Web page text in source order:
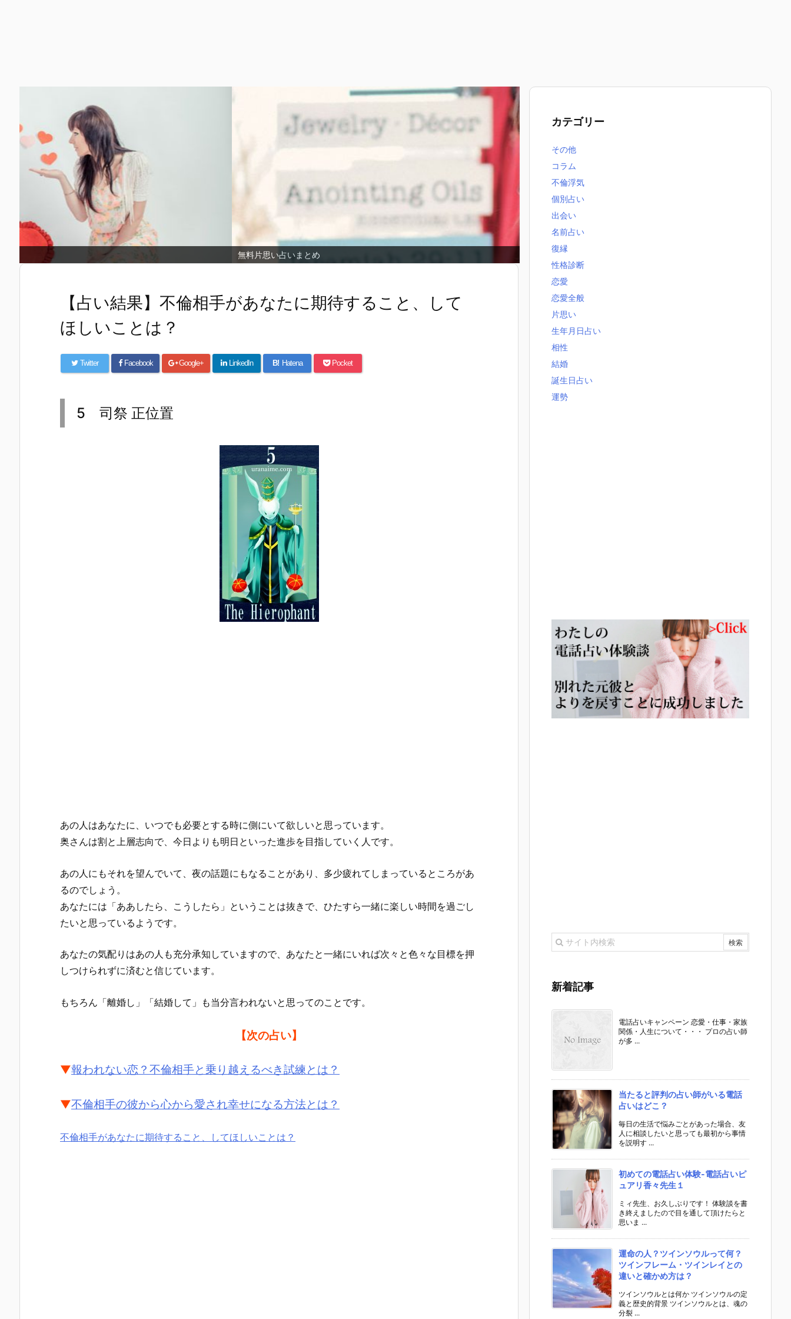
無料片思い占いまとめ 無料恋愛占いまとめ
【占い結果】不倫相手があなたに期待すること、して
ほしいことは？
Twitter Facebook Google+ LinkedIn B! Hatena Pocket
5 司祭 正位置
あの人はあなたに、いつでも必要とする時に側にいて欲しいと思っています。
奥さんは割と上層志向で、今日よりも明日といった進歩を目指していく人です。
あの人にもそれを望んでいて、夜の話題にもなることがあり、多少疲れてしまっているところがあ
るのでしょう。
あなたには「ああしたら、こうしたら」ということは抜きで、ひたすら一緒に楽しい時間を過ごし
たいと思っているようです。
あなたの気配りはあの人も充分承知していますので、あなたと一緒にいれば次々と色々な目標を押
しつけられずに済むと信じています。
もちろん「離婚し」「結婚して」も当分言われないと思ってのことです。
【次の占い】
▼報われない恋？不倫相手と乗り越えるべき試練とは？
▼不倫相手の彼から心から愛され幸せになる方法とは？
不倫相手があなたに期待すること、してほしいことは？
カテゴリー
その他
コラム
不倫浮気
個別占い
出会い
名前占い
復縁
性格診断
恋愛
恋愛全般
片思い
生年月日占い
相性
結婚
誕生日占い
運勢
新着記事
電話占いキャンペーン 恋愛・仕事・家族
関係・人生について・・・ プロの占い師
が多 ...
当たると評判の占い師がいる電話
占いはどこ？
毎日の生活で悩みごとがあった場合、友
人に相談したいと思っても最初から事情
を説明す ...
初めての電話占い体験-電話占いピ
ュアリ香々先生１
ミィ先生、お久しぶりです！ 体験談を書
き終えましたので目を通して頂けたらと
思いま ...
運命の人？ツインソウルって何？
ツインフレーム・ツインレイとの
違いと確かめ方は？
ツインソウルとは何か ツインソウルの定
義と歴史的背景 ツインソウルとは、魂の
分裂 ...